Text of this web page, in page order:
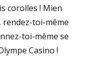
corolles ! Mien
rendez-toi-même
toi-même se
Casino !